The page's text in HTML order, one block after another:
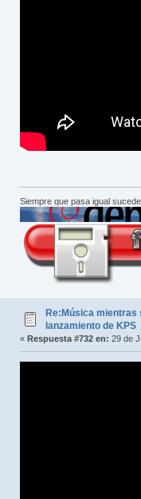
Siempre que pasa igual
Re:Música mientras
lanzamiento de KPS
« Respuesta #732 en: 29 de